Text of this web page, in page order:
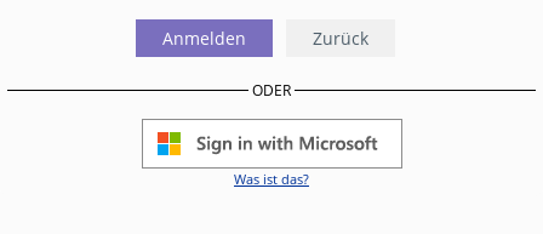
Anmelden Zurück
ODER
Was ist das?